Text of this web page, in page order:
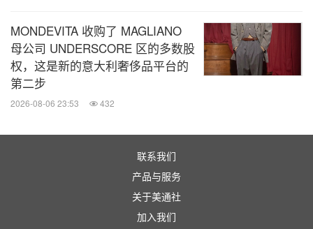
扬、草地的绿意盎然、钻石球场的蓝色威仪，再到代
表未来与无限可能的黑色空间，每个章节以不同的色
彩营造鲜明的视觉氛围。
场，以多元丰富的表达，定义属于"高智运动风"的着
装圭臬。FILA网球的经典单品Settanta胜利夹克、
BB1大满贯Polo和苏珊裙贯穿其中，被不断演绎与重
MONDEVITA 收购了 MAGLIANO
母公司 UNDERSCORE 区的多数股
权，这是新的意大利奢侈品平台的
第二步
2026-08-06 23:53 432
联系我们
产品与服务
关于美通社
加入我们